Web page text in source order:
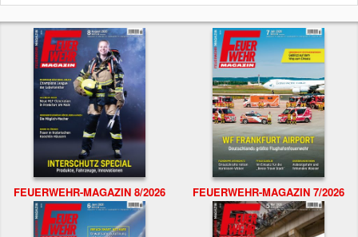
FEUERWEHR-MAGAZIN 8/2026 FEUERWEHR-MAGAZIN 7/2026